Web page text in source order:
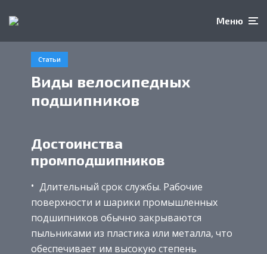
Меню
Статьи
Виды велосипедных
подшипников
Достоинства
промподшипников
Длительный срок службы. Рабочие
поверхности и шарики промышленных
подшипников обычно закрываются
пыльниками из пластика или металла, что
обеспечивает им высокую степень